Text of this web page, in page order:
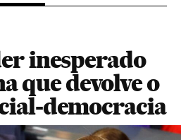
inesperado
que devolve o
democracia